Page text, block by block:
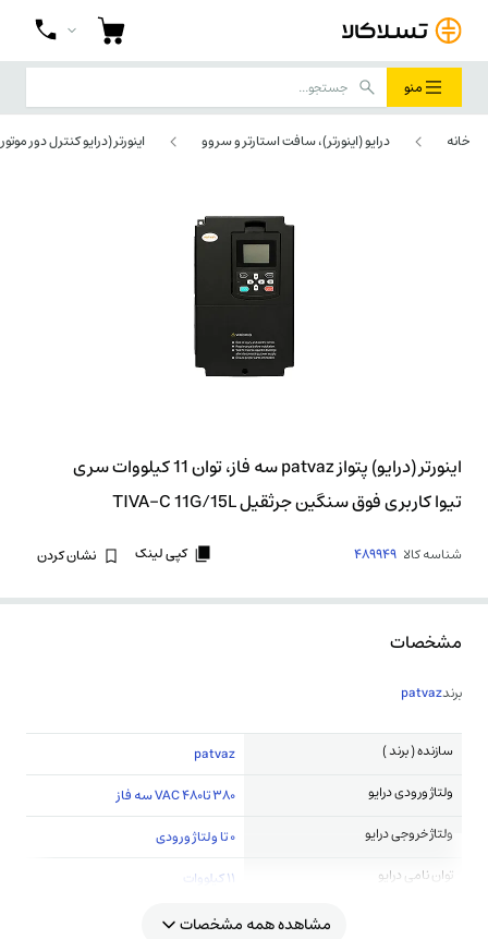
منو
خانه درایو (اینورتر)، سافت استارتر و سروو اینورتر (درایو کنترل دور
اینورتر (درایو) پتواز patvaz سه فاز، توان 11 کیلووات سری
تیوا کاربری فوق سنگین جرثقیل TIVA-C 11G/15L
شناسه کالا 489949 کپی لینک نشان کردن
مشخصات
برندpatvaz
سازنده ( برند )
patvaz
ولتاژ ورودی درایو
380 تا480 VAC سه فاز
ولتاژ خروجی درایو
0 تا ولتاژ ورودی
توان نامی درایو
11 کیلووات
مشاهده همه مشخصات